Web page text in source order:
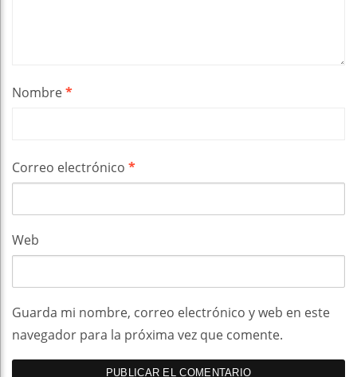
Nombre*
Correo electrónico *
Web
Guarda mi nombre, correo electrónico y web en este
navegador para la próxima vez que comente.